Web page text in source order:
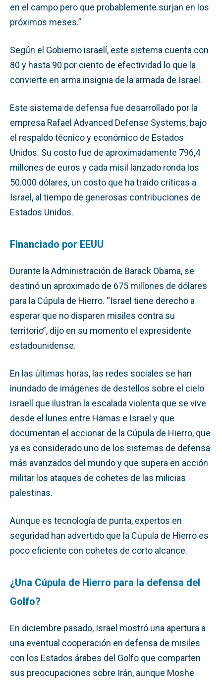
en el campo pero que probablemente surjan en los
próximos meses.”
Según el Gobierno israelí, este sistema cuenta con
80 y hasta 90 por ciento de efectividad lo que la
convierte en arma insignia de la armada de Israel.
Este sistema de defensa fue desarrollado por la
empresa Rafael Advanced Defense Systems, bajo
el respaldo técnico y económico de Estados
Unidos. Su costo fue de aproximadamente 796,4
millones de euros y cada misil lanzado ronda los
50.000 dólares, un costo que ha traído críticas a
Israel, al tiempo de generosas contribuciones de
Estados Unidos.
Financiado por EEUU
Durante la Administración de Barack Obama, se
destinó un aproximado de 675 millones de dólares
para la Cúpula de Hierro. “Israel tiene derecho a
esperar que no disparen misiles contra su
territorio”, dijo en su momento el expresidente
estadounidense.
En las últimas horas, las redes sociales se han
inundado de imágenes de destellos sobre el cielo
israelí que ilustran la escalada violenta que se vive
desde el lunes entre Hamas e Israel y que
documentan el accionar de la Cúpula de Hierro, que
ya es considerado uno de los sistemas de defensa
más avanzados del mundo y que supera en acción
militar los ataques de cohetes de las milicias
palestinas.
Aunque es tecnología de punta, expertos en
seguridad han advertido que la Cúpula de Hierro es
poco eficiente con cohetes de corto alcance.
¿Una Cúpula de Hierro para la defensa del
Golfo?
En diciembre pasado, Israel mostró una apertura a
una eventual cooperación en defensa de misiles
con los Estados árabes del Golfo que comparten
sus preocupaciones sobre Irán, aunque Moshe